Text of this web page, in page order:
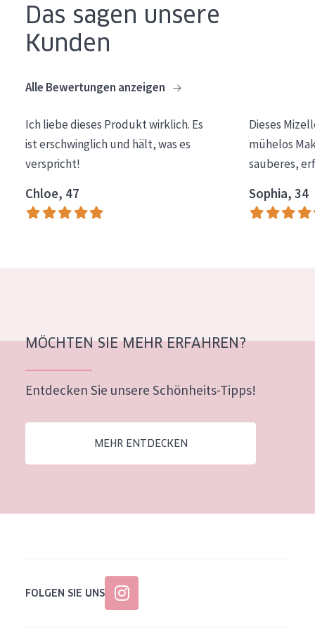
Nachtcreme
Augencreme
PRODUKTLINIE
Essentials
Lift+
Expert
Mischhaut und fettige Haut
Reife Haut
Der Sonne ausgesetzte Haut
Jedes alter
Reife Haut
Das sagen unsere
Kunden
Alle Bewertungen anzeigen
Ich liebe dieses Produkt wirklich. Es
ist erschwinglich und hält, was es
verspricht!
Chloe, 47
Dieses
mühelos
sauberes,
Sophia, 34
MÖCHTEN SIE MEHR ERFAHREN?
Entdecken Sie unsere Schönheits-Tipps!
MEHR ENTDECKEN
FOLGEN SIE UNS